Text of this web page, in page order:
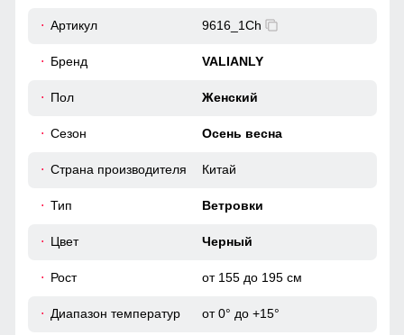
Артикул 9616_1Ch
Бренд VALIANLY
Пол Женский
Сезон Осень весна
Страна производителя Китай
Тип Ветровки
Цвет Черный
Рост от 155 до 195 см
Диапазон температур от 0° до +15°